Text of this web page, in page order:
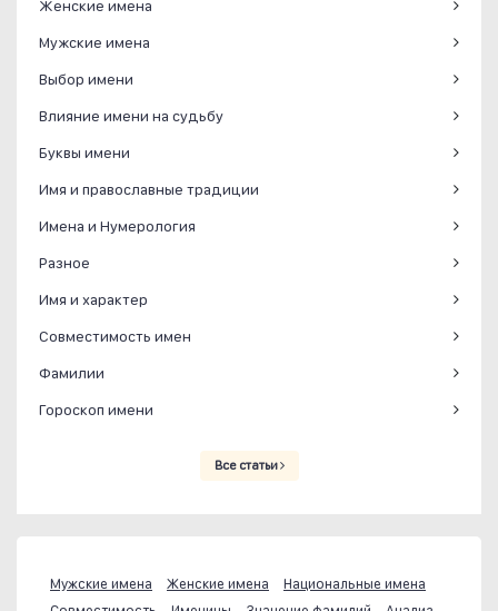
Женские имена
Мужские имена
Выбор имени
Влияние имени на судьбу
Буквы имени
Имя и православные традиции
Имена и Нумерология
Разное
Имя и характер
Совместимость имен
Фамилии
Гороскоп имени
Все статьи
Мужские имена Женские имена
Национальные имена